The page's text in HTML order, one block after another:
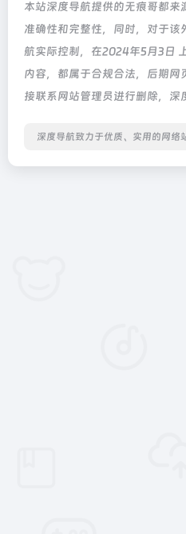
本站深度导航提供的无痕哥都来
准确性和完整性，同时，对于该
航实际控制，在2024年5月3日
内容，都属于合规合法，后期网
接联系网站管理员进行删除，深
深度导航致力于优质、实用的网络